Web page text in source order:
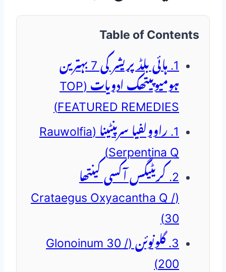
Table of Contents
1. ہائی بلڈ پریشر کی 7 بہترین
ہومیوپیتھک ادویات (TOP
FEATURED REMEDIES)
1. راوولفیا سرپنٹینا (Rauwolfia
Serpentina Q)
2. کریٹیگس آکسی کینتھا
(Crataegus Oxyacantha Q /
30)
3. گلونوئن (Glonoinum 30 /
200)